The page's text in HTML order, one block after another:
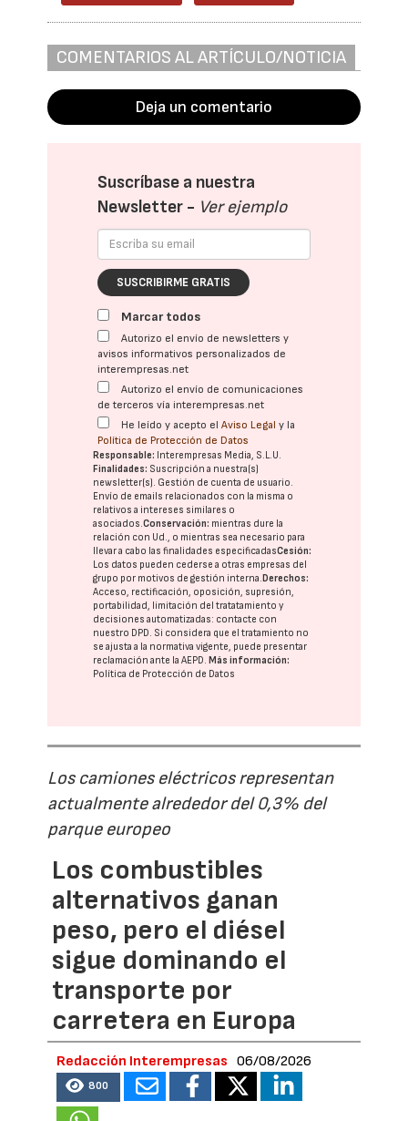
COMENTARIOS AL ARTÍCULO/NOTICIA
Deja un comentario
Suscríbase a nuestra
Newsletter - Ver ejemplo
SUSCRIBIRME GRATIS
Marcar todos
Autorizo el envío de newsletters y
avisos informativos personalizados de
interempresas.net
Autorizo el envío de comunicaciones
de terceros vía interempresas.net
He leído y acepto elAviso Legal y la
Política de Protección de Datos
Responsable: Interempresas Media, S.L.U.
Finalidades: Suscripción a nuestra(s)
newsletter(s). Gestión de cuenta de usuario.
Envío de emails relacionados con la misma o
relativos a intereses similares o
asociados.Conservación: mientras dure la
relación con Ud., o mientras sea necesario para
llevar a cabo las finalidades especificadasCesión:
Los datos pueden cederse a otras empresas del
grupo por motivos de gestión interna.Derechos:
Acceso, rectificación, oposición, supresión,
portabilidad, limitación del tratatamiento y
decisiones automatizadas: contacte con
nuestro DPD . Si considera que el tratamiento no
se ajusta a la normativa vigente, puede presentar
reclamación ante laAEPD .Más información:
Política de Protección de Datos
Los camiones eléctricos representan
actualmente alrededor del 0,3% del
parque europeo
Los combustibles
alternativos ganan
peso, pero el diésel
sigue dominando el
transporte por
carretera en Europa
Redacción Interempresas 06/08/2026
800